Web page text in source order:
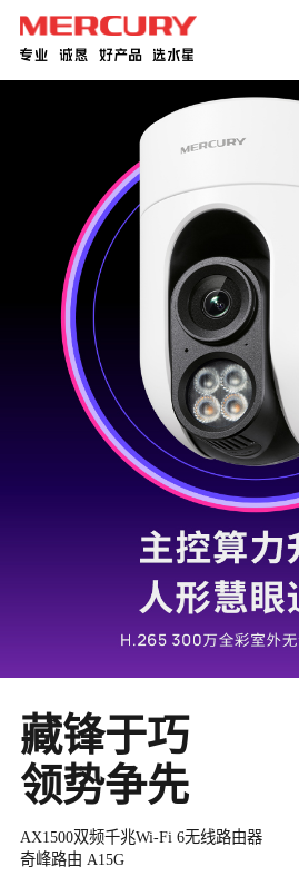
藏锋于巧
领势争先
AX1500双频千兆Wi-Fi 6无线路由器
奇峰路由 A15G